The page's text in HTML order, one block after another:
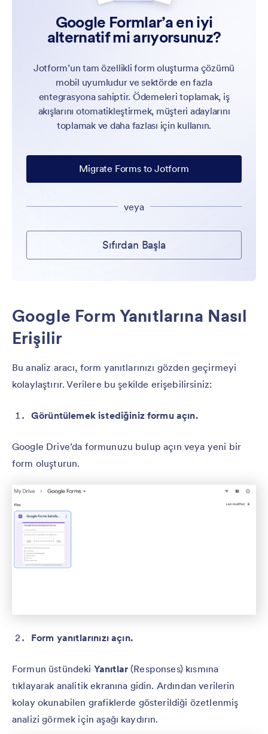
Google Formlar’a en iyi
alternatif mi arıyorsunuz?
Jotform’un tam özellikli form oluşturma çözümü
mobil uyumludur ve sektörde en fazla
entegrasyona sahiptir. Ödemeleri toplamak, iş
akışlarını otomatikleştirmek, müşteri adaylarını
toplamak ve daha fazlası için kullanın.
Migrate Forms to Jotform
veya
Sıfırdan Başla
Google Form Yanıtlarına Nasıl
Erişilir
Bu analiz aracı, form yanıtlarınızı gözden geçirmeyi
kolaylaştırır. Verilere bu şekilde erişebilirsiniz:
Görüntülemek istediğiniz formu açın.
Google Drive’da formunuzu bulup açın veya yeni bir
form oluşturun.
Form yanıtlarınızı açın.
Formun üstündeki Yanıtlar (Responses) kısmına
tıklayarak analitik ekranına gidin. Ardından verilerin
kolay okunabilen grafiklerde gösterildiği özetlenmiş
analizi görmek için aşağı kaydırın.